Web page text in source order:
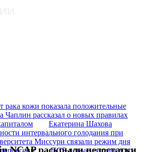
рака кожи показала положительные
Чаплин рассказал о новых правилах
Екатерина Шахова
интервального голодания при
Миссури связали режим дня
ПСБ повысил ставки по
NCAP раскрыли недостатки